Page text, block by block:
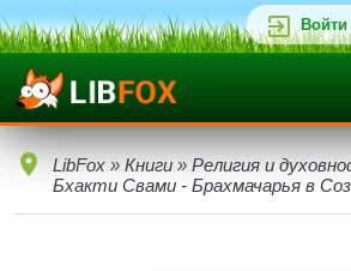
Войти
LibFox » Книги » Религия и
Бхакти Свами - Брахмачарья в